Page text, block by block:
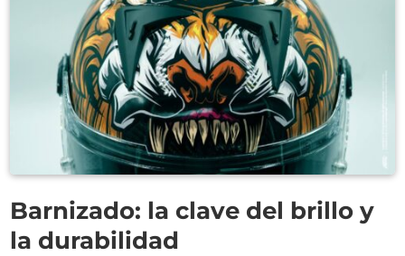
Barnizado: la clave del brillo y
la durabilidad